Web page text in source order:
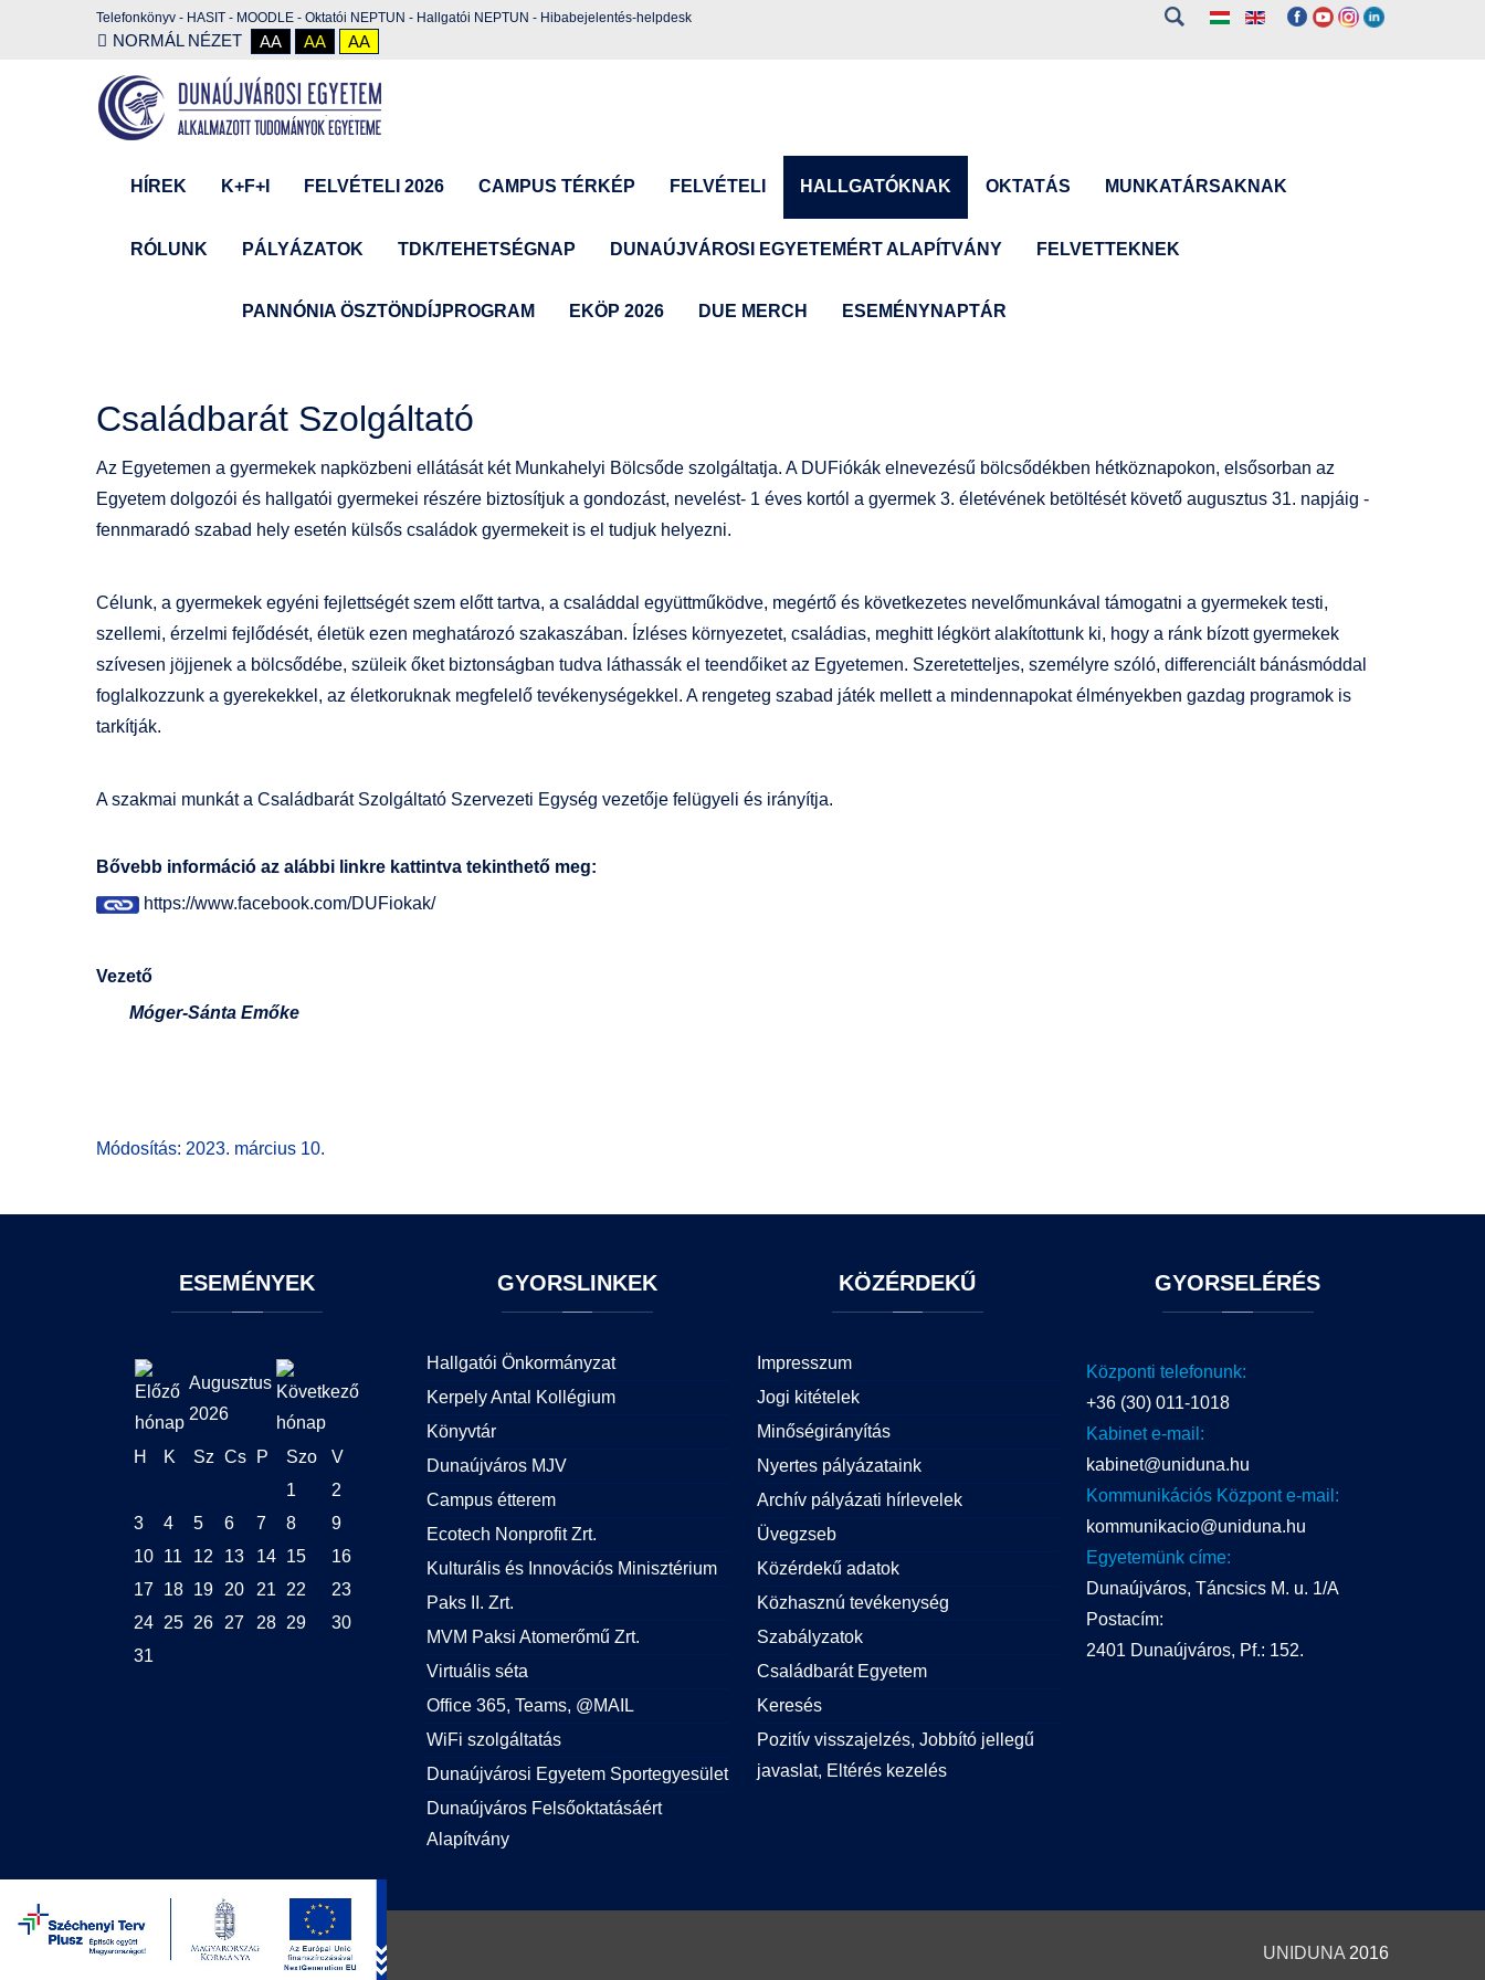
Telefonkönyv - HASIT - MOODLE - Oktatói NEPTUN - Hallgatói NEPTUN - Hibabejelentés-helpdesk
NORMÁL NÉZET AA AA AA
HÍREK K+F+I FELVÉTELI 2026 CAMPUS TÉRKÉP FELVÉTELI HALLGATÓKNAK OKTATÁS MUNKATÁRSAKNAK
RÓLUNK PÁLYÁZATOK TDK/TEHETSÉGNAP DUNAÚJVÁROSI EGYETEMÉRT ALAPÍTVÁNY FELVETTEKNEK
PANNÓNIA ÖSZTÖNDÍJPROGRAM EKÖP 2026 DUE MERCH ESEMÉNYNAPTÁR
Családbarát Szolgáltató
Az Egyetemen a gyermekek napközbeni ellátását két Munkahelyi Bölcsőde szolgáltatja. A DUFiókák elnevezésű bölcsődékben hétköznapokon, elsősorban az
Egyetem dolgozói és hallgatói gyermekei részére biztosítjuk a gondozást, nevelést- 1 éves kortól a gyermek 3. életévének betöltését követő augusztus 31. napjáig -
fennmaradó szabad hely esetén külsős családok gyermekeit is el tudjuk helyezni.
Célunk, a gyermekek egyéni fejlettségét szem előtt tartva, a családdal együttműködve, megértő és következetes nevelőmunkával támogatni a gyermekek testi,
szellemi, érzelmi fejlődését, életük ezen meghatározó szakaszában. Ízléses környezetet, családias, meghitt légkört alakítottunk ki, hogy a ránk bízott gyermekek
szívesen jöjjenek a bölcsődébe, szüleik őket biztonságban tudva láthassák el teendőiket az Egyetemen. Szeretetteljes, személyre szóló, differenciált bánásmóddal
foglalkozzunk a gyerekekkel, az életkoruknak megfelelő tevékenységekkel. A rengeteg szabad játék mellett a mindennapokat élményekben gazdag programok is
tarkítják.
A szakmai munkát a Családbarát Szolgáltató Szervezeti Egység vezetője felügyeli és irányítja.
Bővebb információ az alábbi linkre kattintva tekinthető meg:
https://www.facebook.com/DUFiokak/
Vezető
Móger-Sánta Emőke
Módosítás: 2023. március 10.
ESEMÉNYEK
Augusztus
2026
H K Sz Cs P Szo
V
1
2
3
4 5 6 7 8
9
10 11 12 13 14 15
16
17 18 19 20 21 22
23
24 25 26 27 28 29
30
31
GYORSLINKEK
Hallgatói Önkormányzat
Kerpely Antal Kollégium
Könyvtár
Dunaújváros MJV
Campus étterem
Ecotech Nonprofit Zrt.
Kulturális és Innovációs Minisztérium
Paks II. Zrt.
MVM Paksi Atomerőmű Zrt.
Virtuális séta
Office 365, Teams, @MAIL
WiFi szolgáltatás
Dunaújvárosi Egyetem Sportegyesület
Dunaújváros Felsőoktatásáért
Alapítvány
KÖZÉRDEKŰ
Impresszum
Jogi kitételek
Minőségirányítás
Nyertes pályázataink
Archív pályázati hírlevelek
Üvegzseb
Közérdekű adatok
Közhasznú tevékenység
Szabályzatok
Családbarát Egyetem
Keresés
Pozitív visszajelzés, Jobbító jellegű
javaslat, Eltérés kezelés
GYORSELÉRÉS
Központi telefonunk:
+36 (30) 011-1018
Kabinet e-mail:
kabinet@uniduna.hu
Kommunikációs Központ e-mail:
kommunikacio@uniduna.hu
Egyetemünk címe:
Dunaújváros, Táncsics M. u. 1/A
Postacím:
2401 Dunaújváros, Pf.: 152.
UNIDUNA 2016